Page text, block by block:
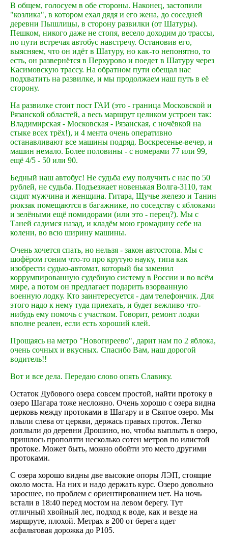
В общем, голосуем в обе стороны. Наконец, застопили
"козлика", в котором ехал дядя и его жена, до соседней
деревни Пышлицы, в сторону развилки (от Шатуры).
Пешком, никого даже не стопя, весело доходим до трассы,
по пути встречая автобус навстречу. Остановив его,
выясняем, что он идёт в Шатуру, но как-то непонятно, то
есть, он развернётся в Перхурово и поедет в Шатуру через
Касимовскую трассу. На обратном пути обещал нас
подхватить на развилке, и мы продолжаем наш путь в её
сторону.
На развилке стоит пост ГАИ (это - граница Московской и
Рязанской областей, а весь маршрут целиком устроен так:
Владимирская - Московская - Рязанская, с ночёвкой на
стыке всех трёх!), и 4 мента очень оперативно
останавливают все машины подряд. Воскресенье-вечер, и
машин немало. Более половины - с номерами 77 или 99,
ещё 4/5 - 50 или 90.
Бедный наш автобус! Не судьба ему получить с нас по 50
рублей, не судьба. Подъезжает новенькая Волга-3110, там
сидят мужчина и женщина. Гитара, Щучье железо и Танин
рюкзак помещаются в багажнике, по соседству с яблоками
и зелёными ещё помидорами (или это - перец?). Мы с
Таней садимся назад, и кладём мою громадину себе на
колени, во всю ширину машины.
Очень хочется спать, но нельзя - закон автостопа. Мы с
шофёром гоним что-то про крутую науку, типа как
изобрести судью-автомат, который бы заменил
коррумпированную судебную систему в России и во всём
мире, а потом он предлагает подарить взорванную
военную лодку. Кто заинтересуется - дам телефончик. Для
этого надо к нему туда приехать, и будет вежливо что-
нибудь ему помочь с участком. Говорит, ремонт лодки
вполне реален, если есть хороший клей.
Прощаясь на метро "Новогиреево", дарит нам по 2 яблока,
очень сочных и вкусных. Спасибо Вам, наш дорогой
водитель!!
Вот и все дела. Передаю слово опять Славику.
Остаток Дубового озера совсем простой, найти протоку в
озеро Шагара тоже несложно. Очень хорошо с озера видна
церковь между протоками в Шагару и в Святое озеро. Мы
плыли слева от церкви, держась правых проток. Легко
доплыли до деревни Дрошино, но, чтобы выплыть в озеро,
пришлось проползти несколько сотен метров по илистой
протоке. Может быть, можно обойти это место другими
протоками.
С озера хорошо видны две высокие опоры ЛЭП, стоящие
около моста. На них и надо держать курс. Озеро довольно
заросшее, но проблем с ориентированием нет. На ночь
встали в 18:40 перед мостом на левом берегу. Тут
отличный хвойный лес, подход к воде, как и везде на
маршруте, плохой. Метрах в 200 от берега идет
асфальтовая дорожка до Р105.